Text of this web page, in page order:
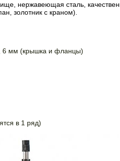
нержавеющая сталь,
золотник с краном).
6 мм (крышка и фланцы)
в 1 ряд)